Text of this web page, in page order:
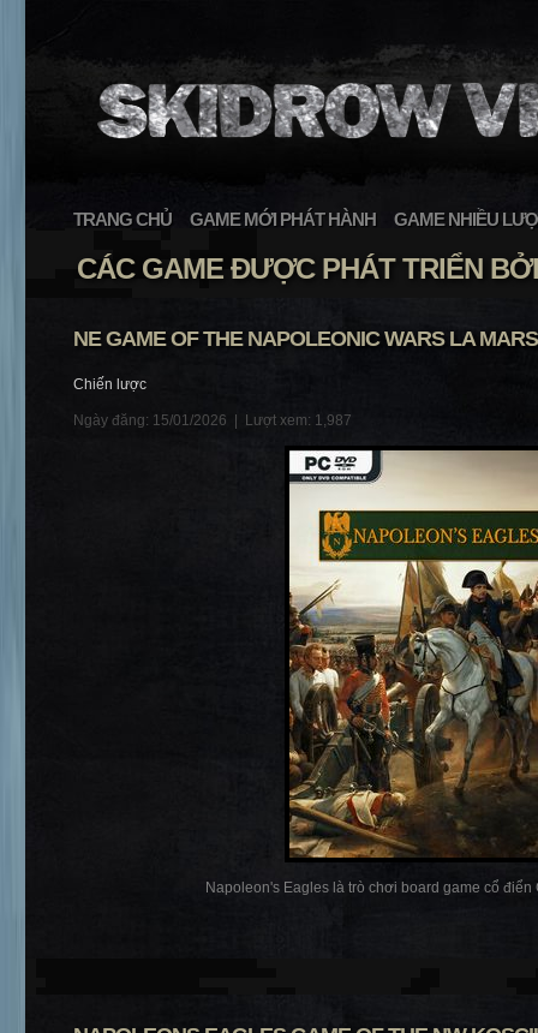
TRANG CHỦ GAME MỚI PHÁT HÀNH GAME NHIỀU
CÁC GAME ĐƯỢC PHÁT TRIỂN
NE GAME OF THE NAPOLEONIC WARS LA
Chiến lược
Ngày đăng: 15/01/2026 | Lượt xem: 1,987
Napoleon's Eagles là trò chơi board game cổ điển